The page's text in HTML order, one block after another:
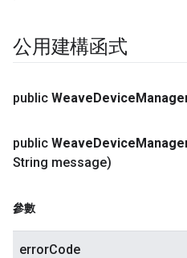
公用建構函式
public WeaveDevice
public WeaveDevice
String message)
參數
errorCode